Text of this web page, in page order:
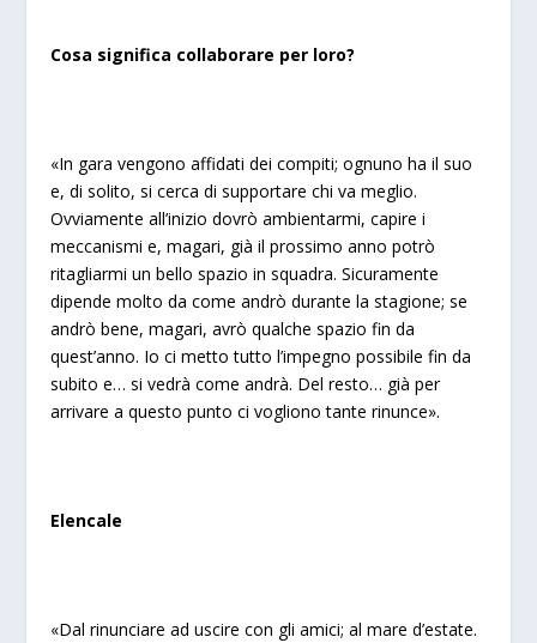
Cosa significa collaborare per loro?
«In gara vengono affidati dei compiti; ognuno ha il suo
e, di solito, si cerca di supportare chi va meglio.
Ovviamente all’inizio dovrò ambientarmi, capire i
meccanismi e, magari, già il prossimo anno potrò
ritagliarmi un bello spazio in squadra. Sicuramente
dipende molto da come andrò durante la stagione; se
andrò bene, magari, avrò qualche spazio fin da
quest’anno. Io ci metto tutto l’impegno possibile fin da
subito e… si vedrà come andrà. Del resto… già per
arrivare a questo punto ci vogliono tante rinunce».
Elencale
«Dal rinunciare ad uscire con gli amici; al mare d’estate.